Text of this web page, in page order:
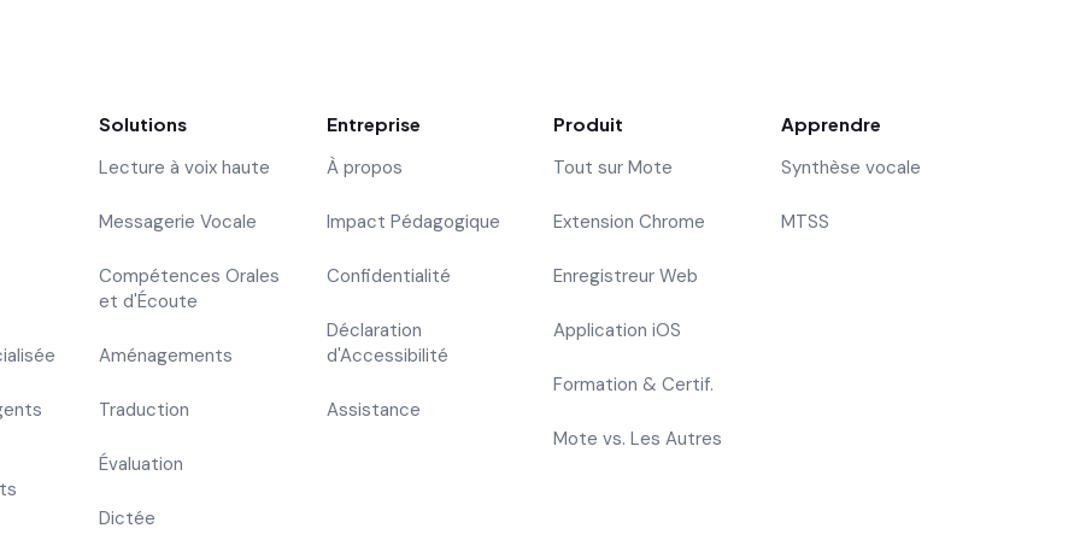
Solutions
Lecture à voix haute
Messagerie Vocale
Compétences Orales
et d'Écoute
Aménagements
Traduction
Évaluation
Dictée
Entreprise
À propos
Impact Pédagogique
Confidentialité
Déclaration
d'Accessibilité
Assistance
Produit
Tout sur Mote
Extension Chrome
Enregistreur Web
Application iOS
Formation & Certif.
Mote vs. Les Autres
Apprendre
Synthèse vocale
MTSS